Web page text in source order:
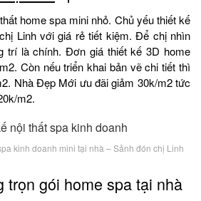
home spa mini nhỏ. Chủ yếu thiết kế
Linh với giá rẻ tiết kiệm. Để chị nhìn
trí là chính. Đơn giá thiết kế 3D home
Còn nếu triển khai bản vẽ chi tiết thì
Nhà Đẹp Mới ưu đãi giảm 30k/m2 tức
m2.
kinh doanh mini tại nhà – Sảnh đón chị Linh
trọn gói home spa tại nhà